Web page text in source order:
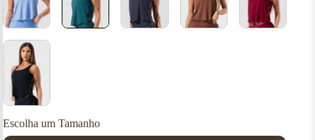
Tamanho